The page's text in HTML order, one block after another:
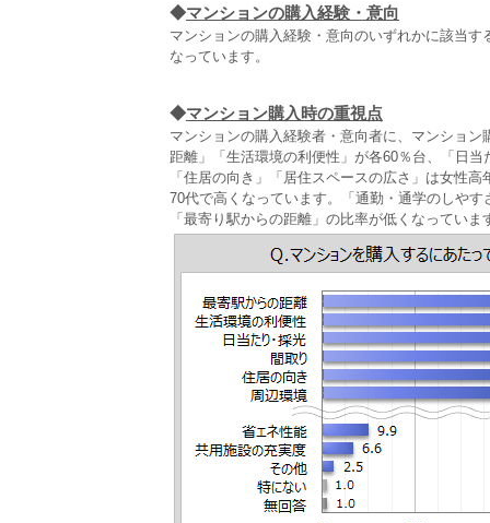
◆マンションの購入経験・意向
マンションの購入経験・意向のいずれかに該当
なっています。
◆マンション購入時の重視点
マンションの購入経験者・意向者に、マンショ
距離」「生活環境の利便性」が各60％台、「日
「住居の向き」「居住スペースの広さ」は女性
70代で高くなっています。「通勤・通学のしや
「最寄り駅からの距離」の比率が低くなっていま